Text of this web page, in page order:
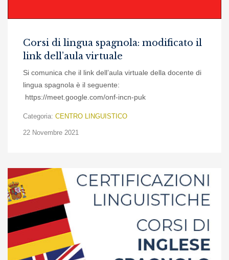
Corsi di lingua spagnola: modificato il
link dell’aula virtuale
Si comunica che il link dell’aula virtuale della docente di
lingua spagnola è il seguente:
https://meet.google.com/onf-incn-puk
Categoria: CENTRO LINGUISTICO
22 Novembre 2021